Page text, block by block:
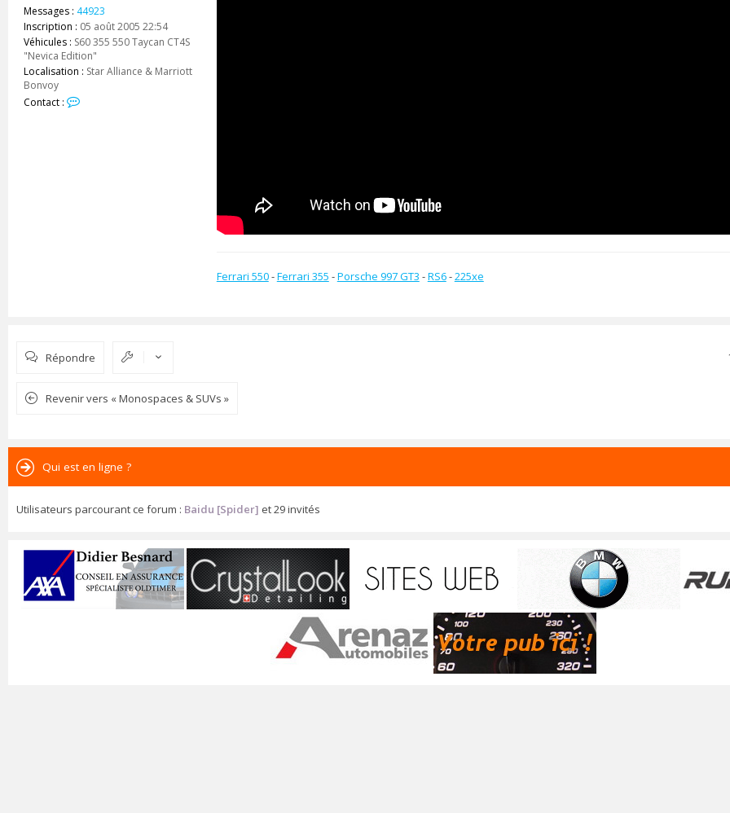
Messages : 44923
Inscription : 05 août 2005 22:54
Véhicules : S60 355 550 Taycan CT4S
"Nevica Edition"
Localisation : Star Alliance & Marriott
Bonvoy
Contact :
Ferrari 550-Ferrari 355 -Porsche 997 GT3 -RS6-225xe
Répondre
Revenir vers « Monospaces & SUVs »
Qui est en ligne ?
Utilisateurs parcourant ce forum : Baidu [Spider] et 29 invités